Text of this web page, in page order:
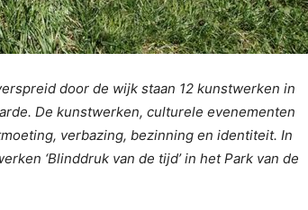
door de wijk staan 12 kunstwerken in
De kunstwerken, culturele evenementen
verbazing, bezinning en identiteit. In
‘Blinddruk van de tijd’ in het Park van de